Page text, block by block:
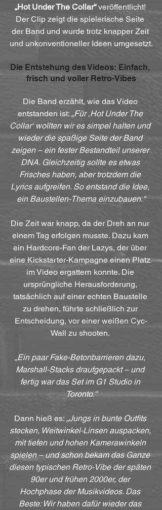
„Hot Under The Collar“ veröffentlicht!
Der Clip zeigt die spielerische Seite
der Band und wurde trotz knapper Zeit
und unkonventioneller Ideen umgesetzt.
Die Entstehung des Videos: Einfach,
frisch und voller Retro-Vibes
Die Band erzählt, wie das Video
entstanden ist: „Für ‚Hot Under The
Collar‘ wollten wir es simpel halten und
wieder die spaßige Seite der Band
zeigen – ein fester Bestandteil unserer
DNA. Gleichzeitig sollte es etwas
Frisches haben, aber trotzdem die
Lyrics aufgreifen. So entstand die Idee,
ein Baustellen-Thema einzubauen.“
Die Zeit war knapp, da der Dreh an nur
einem Tag erfolgen musste. Dazu kam
ein Hardcore-Fan der Lazys, der über
eine Kickstarter-Kampagne einen Platz
im Video ergattern konnte. Die
ursprüngliche Herausforderung,
tatsächlich auf einer echten Baustelle
zu drehen, führte schließlich zur
Entscheidung, vor einer weißen Cyc-
Wall zu shooten.
„Ein paar Fake-Betonbarrieren dazu,
Marshall-Stacks draufgepackt – und
fertig war das Set im G1 Studio in
Toronto.“
Dann hieß es: „Jungs in bunte Outfits
stecken, Weitwinkel-Linsen auspacken,
mit tiefen und hohen Kamerawinkeln
spielen – und schon bekam das Ganze
diesen typischen Retro-Vibe der späten
90er und frühen 2000er, der
Hochphase der Musikvideos. Das
Beste: Wir haben dafür wieder das